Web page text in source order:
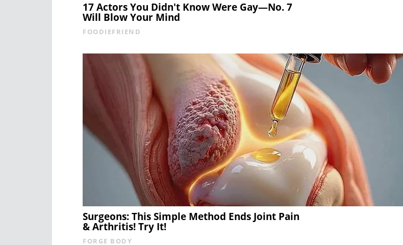
17 Actors You Didn't Know Were Gay—No. 7
Will Blow Your Mind
FOODIEFRIEND
Surgeons: This Simple Method Ends Joint Pain
& Arthritis! Try It!
FORGE BODY